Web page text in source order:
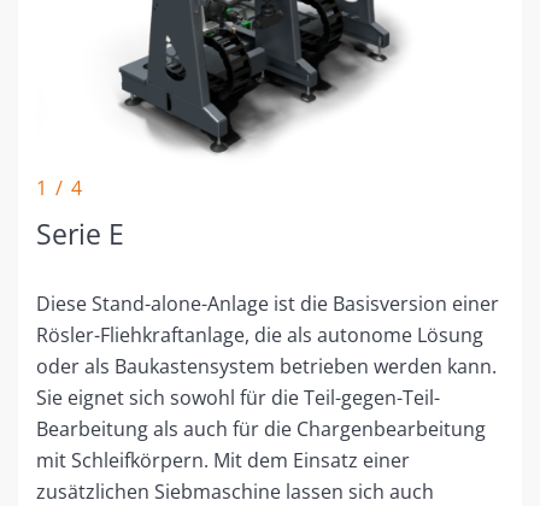
1 / 4
Serie E
Diese Stand-alone-Anlage ist die Basisversion einer
Rösler-Fliehkraftanlage, die als autonome Lösung
oder als Baukastensystem betrieben werden kann.
Sie eignet sich sowohl für die Teil-gegen-Teil-
Bearbeitung als auch für die Chargenbearbeitung
mit Schleifkörpern. Mit dem Einsatz einer
zusätzlichen Siebmaschine lassen sich auch